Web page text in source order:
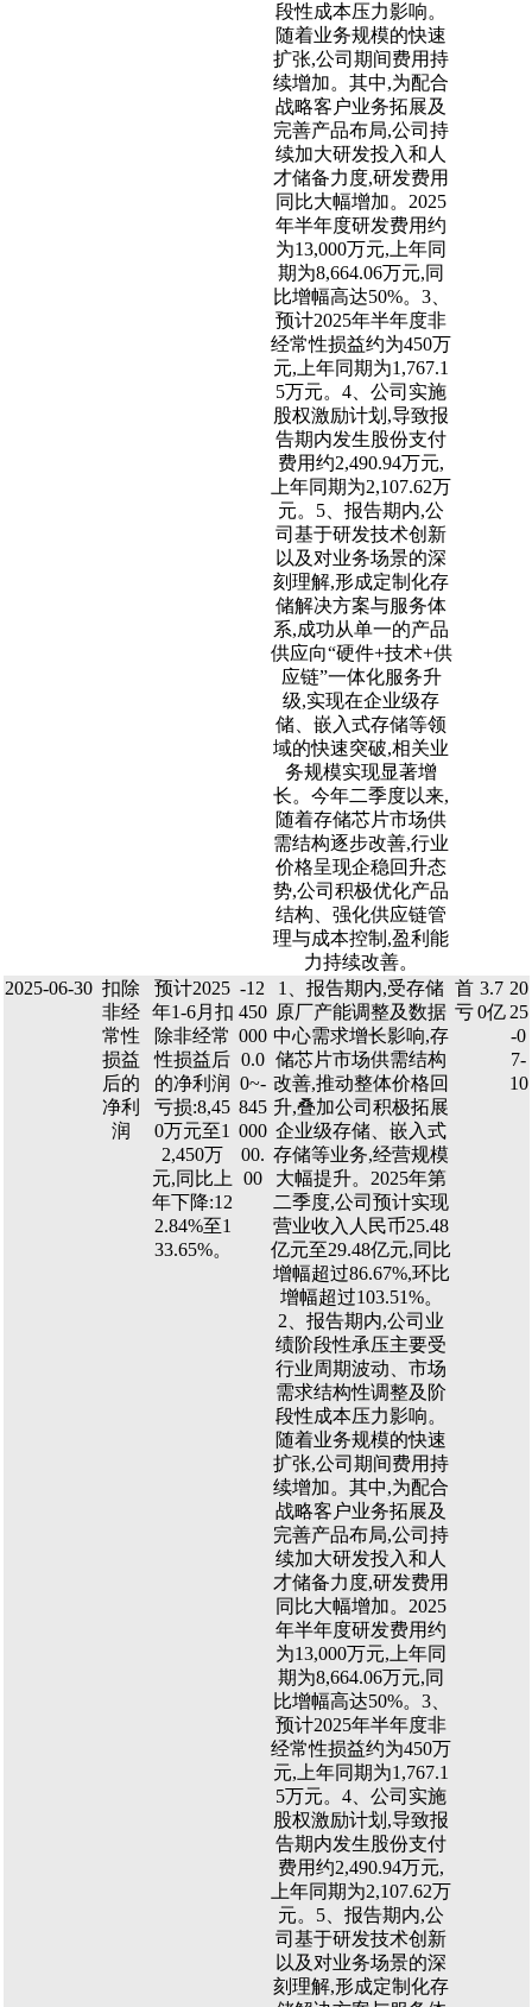
段性成本压力影响。
随着业务规模的快速
扩张,公司期间费用持
续增加。其中,为配合
战略客户业务拓展及
完善产品布局,公司持
续加大研发投入和人
才储备力度,研发费用
同比大幅增加。2025
年半年度研发费用约
为13,000万元,上年同
期为8,664.06万元,同
比增幅高达50%。3、
预计2025年半年度非
经常性损益约为450万
元,上年同期为1,767.1
5万元。4、公司实施
股权激励计划,导致报
告期内发生股份支付
费用约2,490.94万元,
上年同期为2,107.62万
元。5、报告期内,公
司基于研发技术创新
以及对业务场景的深
刻理解,形成定制化存
储解决方案与服务体
系,成功从单一的产品
供应向“硬件+技术+供
应链”一体化服务升
级,实现在企业级存
储、嵌入式存储等领
域的快速突破,相关业
务规模实现显著增
长。今年二季度以来,
随着存储芯片市场供
需结构逐步改善,行业
价格呈现企稳回升态
势,公司积极优化产品
结构、强化供应链管
理与成本控制,盈利能
力持续改善。
2025-06-30 扣除
非经
常性
损益
后的
净利
润
预计2025
年1-6月扣
除非经常
性损益后
的净利润
亏损:8,45
0万元至1
2,450万
元,同比上
年下降:12
2.84%至1
33.65%。
-12
450
000
0.0
0~-
845
000
00.
00
1、报告期内,受存储
原厂产能调整及数据
中心需求增长影响,存
储芯片市场供需结构
改善,推动整体价格回
升,叠加公司积极拓展
企业级存储、嵌入式
存储等业务,经营规模
大幅提升。2025年第
二季度,公司预计实现
营业收入人民币25.48
亿元至29.48亿元,同比
增幅超过86.67%,环比
增幅超过103.51%。
2、报告期内,公司业
绩阶段性承压主要受
行业周期波动、市场
需求结构性调整及阶
段性成本压力影响。
随着业务规模的快速
扩张,公司期间费用持
续增加。其中,为配合
战略客户业务拓展及
完善产品布局,公司持
续加大研发投入和人
才储备力度,研发费用
同比大幅增加。2025
年半年度研发费用约
为13,000万元,上年同
期为8,664.06万元,同
比增幅高达50%。3、
预计2025年半年度非
经常性损益约为450万
元,上年同期为1,767.1
5万元。4、公司实施
股权激励计划,导致报
告期内发生股份支付
费用约2,490.94万元,
上年同期为2,107.62万
元。5、报告期内,公
司基于研发技术创新
以及对业务场景的深
刻理解,形成定制化存
首
亏
3.7
0亿
20
25
-0
7-
10